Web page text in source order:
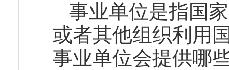
事业单位是指国
或者其他组织利用
事业单位会提供哪